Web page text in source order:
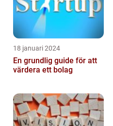
18 januari 2024
En grundlig guide för att
värdera ett bolag